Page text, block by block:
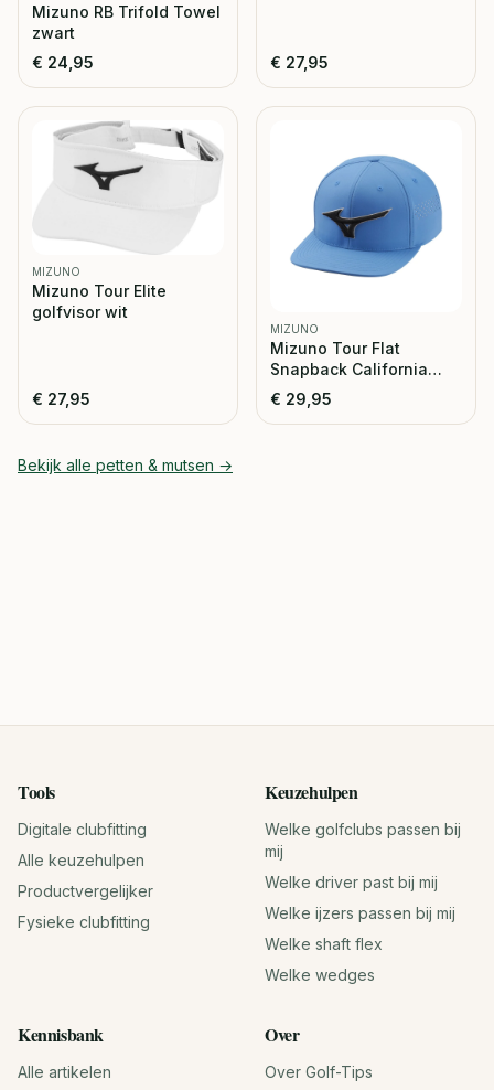
Mizuno RB Trifold Towel
zwart
€ 24,95 € 27,95
MIZUNO
Mizuno Tour Elite
golfvisor wit
€ 27,95
MIZUNO
Mizuno Tour Flat
Snapback California
Blue
€ 29,95
Bekijk alle petten & mutsen →
Tools
Digitale clubfitting
Alle keuzehulpen
Productvergelijker
Fysieke clubfitting
Keuzehulpen
Welke golfclubs passen bij
mij
Welke driver past bij mij
Welke ijzers passen bij mij
Welke shaft flex
Welke wedges
Kennisbank
Alle artikelen
Over
Over Golf-Tips